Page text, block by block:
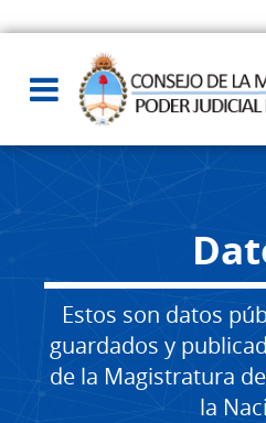
Estos son datos
guardados y
de la Magistratura
la